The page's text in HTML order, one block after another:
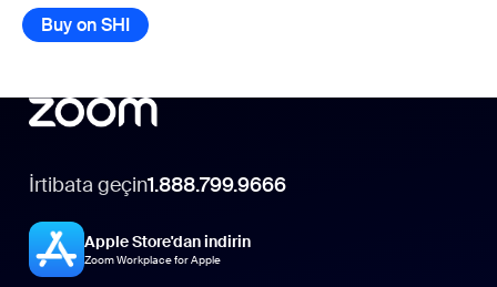
Buy on SHI
İrtibata geçin1.888.799.9666
Apple Store'dan indirin
Zoom Workplace for Apple